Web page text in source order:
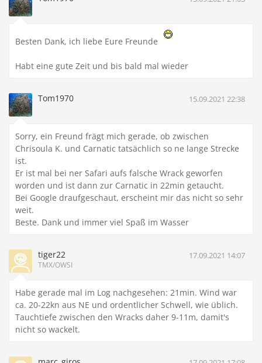
Besten Dank, ich liebe Eure Freunde
Habt eine gute Zeit und bis bald mal wieder
Tom1970 15.09.2021 22:38
Sorry, ein Freund frägt mich gerade, ob zwischen
Chrisoula K. und Carnatic tatsächlich so ne lange Strecke
ist.
Er ist mal bei ner Safari aufs falsche Wrack geworfen
worden und ist dann zur Carnatic in 22min getaucht.
Bei Google draufgeschaut, erscheint mir das nicht so sehr
weit.
Beste. Dank und immer viel Spaß im Wasser
tiger22
TMX/OWSI
17.09.2021 14:07
Habe gerade mal im Log nachgesehen: 21min. Wind war
ca. 20-22kn aus NE und ordentlicher Schwell, wie üblich.
Tauchtiefe zwischen den Wracks daher 9-11m, damit's
nicht so wackelt.